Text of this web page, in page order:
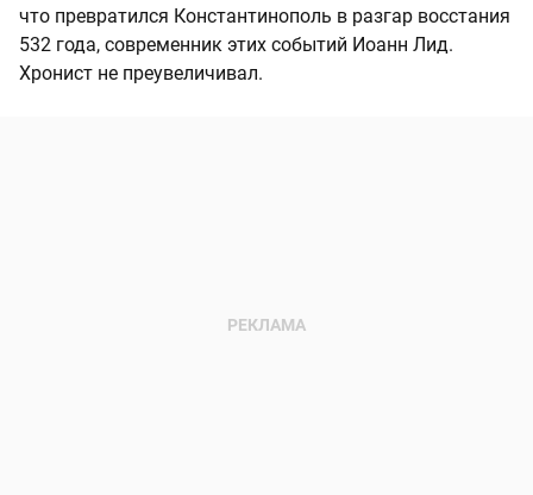
что превратился Константинополь в разгар восстания
532 года, современник этих событий Иоанн Лид.
Хронист не преувеличивал.